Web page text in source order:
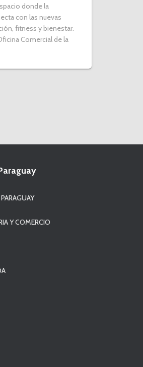
donde la
con las nuevas
fitness y bienestar.
Comercial de la
Y COMERCIO